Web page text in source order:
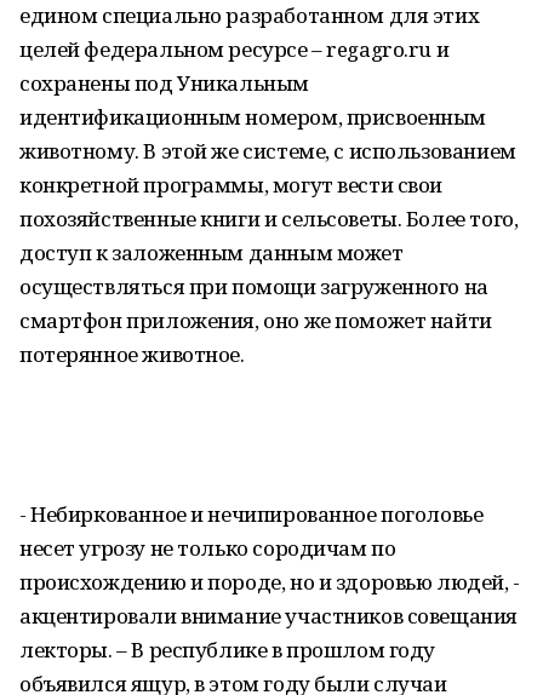
едином специально разработанном для этих
целей федеральном ресурсе – regagro.ru и
сохранены под Уникальным
идентификационным номером, присвоенным
животному. В этой же системе, с использованием
конкретной программы, могут вести свои
похозяйственные книги и сельсоветы. Более того,
доступ к заложенным данным может
осуществляться при помощи загруженного на
смартфон приложения, оно же поможет найти
потерянное животное.
- Небиркованное и нечипированное поголовье
несет угрозу не только сородичам по
происхождению и породе, но и здоровью людей, -
акцентировали внимание участников совещания
лекторы. – В республике в прошлом году
объявился ящур, в этом году были случаи